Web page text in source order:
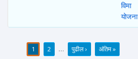
विमा
योजना
1 2 … पुढील › अंतिम »